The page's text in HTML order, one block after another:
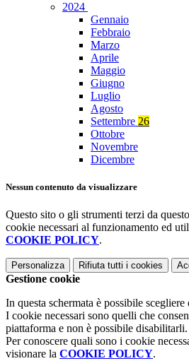
2024
Gennaio
Febbraio
Marzo
Aprile
Maggio
Giugno
Luglio
Agosto
Settembre 26
Ottobre
Novembre
Dicembre
Nessun contenuto da visualizzare
Questo sito o gli strumenti terzi da
cookie necessari al funzionamento ed
COOKIE POLICY.
Personalizza Rifiuta tutti i cookies
Gestione cookie
In questa schermata è possibile
I cookie necessari sono quelli che
piattaforma e non è possibile disabilitarli.
Per conoscere quali sono i cookie
visionare la COOKIE POLICY.